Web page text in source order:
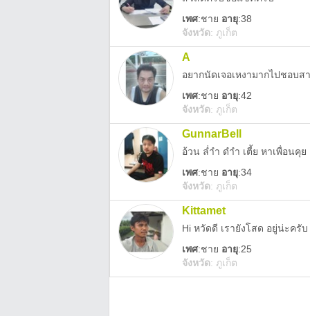
เพศ:ชาย อายุ:38
จังหวัด: ภูเก็ต
A
อยากนัดเจอเหงามากไปชอบส
เพศ:ชาย อายุ:42
จังหวัด: ภูเก็ต
GunnarBell
อ้วน ล่ำำ ดำำ เตี้ย หาเพื่อนคุย
เพศ:ชาย อายุ:34
จังหวัด: ภูเก็ต
Kittamet
Hi หวัดดี เรายังโสด อยู่น่ะครับ
เพศ:ชาย อายุ:25
จังหวัด: ภูเก็ต